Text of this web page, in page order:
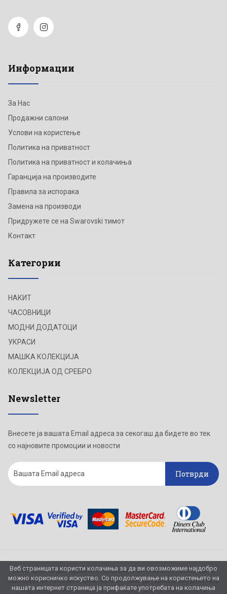
Веб страницата користи колачиња за да ви овозможиме најдобро
можно корисничко искуство. Со продолжување на користењето на
нашата интернет страница ја прифаќате употребата на колачиња
Информации
За Нас
Продажни салони
Услови на користење
Политика на приватност
Политика на приватност и колачиња
Гаранција на производите
Правила за испорака
Замена на производи
Придружете се на Swarovski тимот
Контакт
Категории
НАКИТ
ЧАСОВНИЦИ
МОДНИ ДОДАТОЦИ
УКРАСИ
МАШКА КОЛЕКЦИЈА
КОЛЕКЦИЈА ОД СРЕБРО
Newsletter
Внесете ја вашата Email адреса за секогаш да бидете во тек
со најновите промоции и новости
Потврди
Се обидуваме да бидеме што попрецизни во описот на производите,
прикажување на слики и цени, но не можеме да гарантираме дека сите
информации се комплетни и без грешка. Сите производи кои се